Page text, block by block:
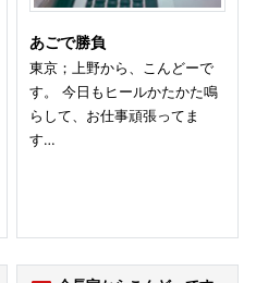
あごで勝負
東京；上野から、こんどーで
す。 今日もヒールかたかた鳴
らして、お仕事頑張ってま
す…